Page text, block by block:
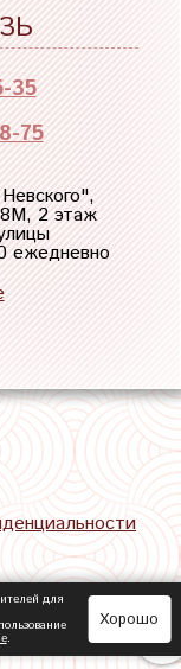
35
75
",
2 этаж
ежедневно
для
.
Хорошо